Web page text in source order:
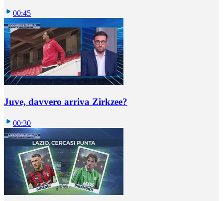
00:45
Juve, davvero arriva Zirkzee?
00:30